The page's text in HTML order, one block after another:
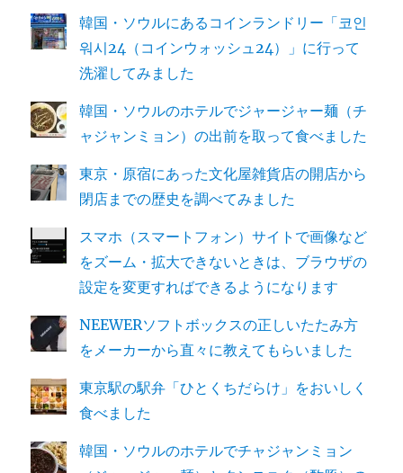
韓国・ソウルにあるコインランドリー「코인
워시24（コインウォッシュ24）」に行って
洗濯してみました
韓国・ソウルのホテルでジャージャー麺（チ
ャジャンミョン）の出前を取って食べました
東京・原宿にあった文化屋雑貨店の開店から
閉店までの歴史を調べてみました
スマホ（スマートフォン）サイトで画像など
をズーム・拡大できないときは、ブラウザの
設定を変更すればできるようになります
NEEWERソフトボックスの正しいたたみ方
をメーカーから直々に教えてもらいました
東京駅の駅弁「ひとくちだらけ」をおいしく
食べました
韓国・ソウルのホテルでチャジャンミョン